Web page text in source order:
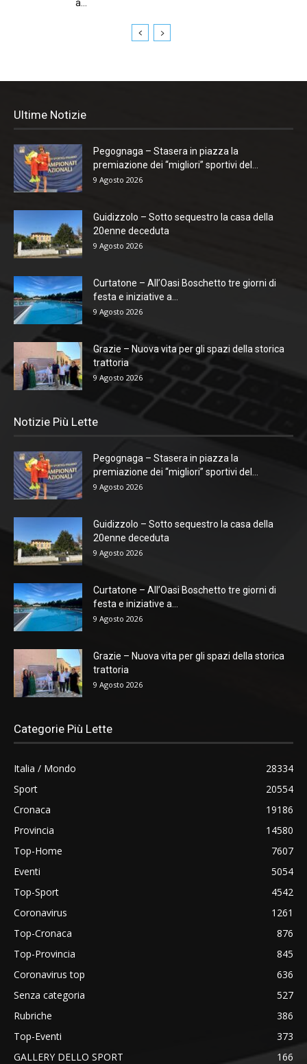
a...
Ultime Notizie
Pegognaga – Stasera in piazza la
premiazione dei “migliori” sportivi del...
9 Agosto 2026
Guidizzolo – Sotto sequestro la casa della
20enne deceduta
9 Agosto 2026
Curtatone – All’Oasi Boschetto tre giorni di
festa e iniziative a...
9 Agosto 2026
Grazie – Nuova vita per gli spazi della storica
trattoria
9 Agosto 2026
Notizie Più Lette
Pegognaga – Stasera in piazza la
premiazione dei “migliori” sportivi del...
9 Agosto 2026
Guidizzolo – Sotto sequestro la casa della
20enne deceduta
9 Agosto 2026
Curtatone – All’Oasi Boschetto tre giorni di
festa e iniziative a...
9 Agosto 2026
Grazie – Nuova vita per gli spazi della storica
trattoria
9 Agosto 2026
Categorie Più Lette
Italia / Mondo
28334
Sport
20554
Cronaca
19186
Provincia
14580
Top-Home
7607
Eventi
5054
Top-Sport
4542
Coronavirus
1261
Top-Cronaca
876
Top-Provincia
845
Coronavirus top
636
Senza categoria
527
Rubriche
386
Top-Eventi
373
GALLERY DELLO SPORT
166